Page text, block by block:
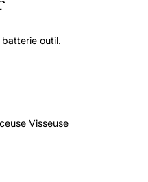
outil.
Visseuse